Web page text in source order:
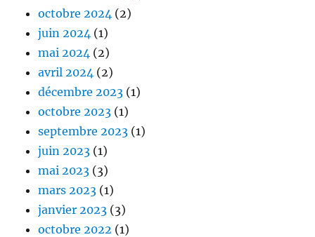
octobre 2024 (2)
juin 2024 (1)
mai 2024 (2)
avril 2024 (2)
décembre 2023 (1)
octobre 2023 (1)
septembre 2023 (1)
juin 2023 (1)
mai 2023 (3)
mars 2023 (1)
janvier 2023 (3)
octobre 2022 (1)